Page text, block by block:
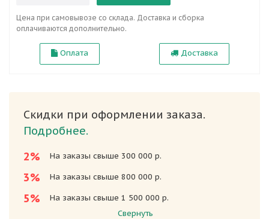
Цена при самовывозе со склада. Доставка и сборка
оплачиваются дополнительно.
Оплата Доставка
Скидки при оформлении заказа.
Подробнее.
2%
На заказы свыше 300 000 р.
3% На заказы свыше 800 000 р.
5%
На заказы свыше 1 500 000 р.
Свернуть